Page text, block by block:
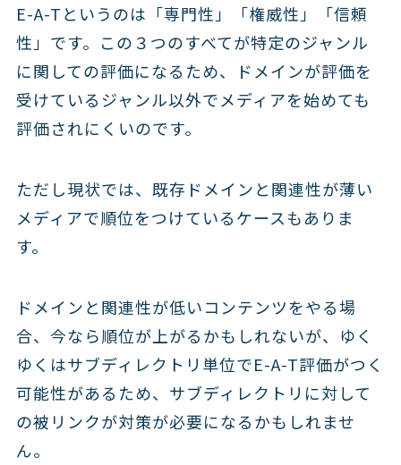
E-A-Tというのは「専門性」「権威性」「信頼
性」です。この３つのすべてが特定のジャンル
に関しての評価になるため、ドメインが評価を
受けているジャンル以外でメディアを始めても
評価されにくいのです。
ただし現状では、既存ドメインと関連性が薄い
メディアで順位をつけているケースもありま
す。
ドメインと関連性が低いコンテンツをやる場
合、今なら順位が上がるかもしれないが、ゆく
ゆくはサブディレクトリ単位でE-A-T評価がつく
可能性があるため、サブディレクトリに対して
の被リンクが対策が必要になるかもしれませ
ん。